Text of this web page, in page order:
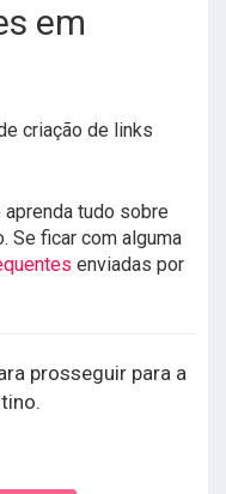
em
criação de links
aprenda tudo sobre
Se ficar com alguma
enviadas por
prosseguir para a